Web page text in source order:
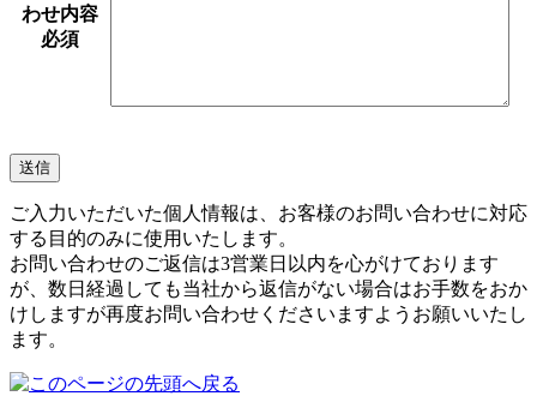
わせ内容
必須
ご入力いただいた個人情報は、お客様のお問い合わせに対応
する目的のみに使用いたします。
お問い合わせのご返信は3営業日以内を心がけております
が、数日経過しても当社から返信がない場合はお手数をおか
けしますが再度お問い合わせくださいますようお願いいたし
ます。